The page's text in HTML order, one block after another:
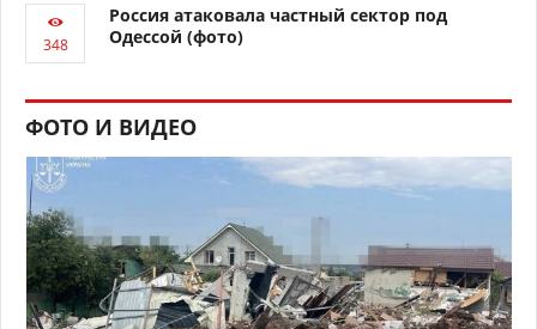
Россия атаковала частный сектор под
Одессой (фото)
ФОТО И ВИДЕО